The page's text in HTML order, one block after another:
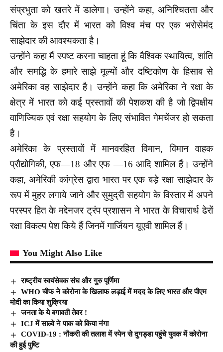
संप्रभुता को खतरे में डालेगा। उन्होंने कहा, अनिश्चितता और
चिंता के इस दौर में भारत को विश्व मंच पर एक भरोसेमंद
साझेदार की आवश्यकता है।
उन्होंने कहा मैं स्पष्ट करना चाहता हूं कि वैश्विक स्थायित्व, शांति
और समद्धि के हमारे साझे मूल्यों और दष्टिकोण के हिसाब से
अमेरिका वह साझेदार है।उन्होंने कहा कि अमेरिका ने रक्षा के
क्षेत्र में भारत को कई प्रस्तावों की पेशकश की है जो द्विपक्षीय
वाणिज्यिक एवं रक्षा सहयोग के लिए संभावित गेमचेंजर हो सकता
है।
अमेरिका के प्रस्तावों में मानवरहित विमान, विमान वाहक
प्रौद्योगिकी, एफ—18 और एफ —16 आदि शामिल हैं। उन्होंने
कहा, अमेरिकी कांग्रेस द्वारा भारत पर एक बड़े रक्षा साझेदार के
रूप में मुहर लगाये जाने और सुमुद्री सहयोग के विस्तार में अपने
परस्पर हित के मद्देनजर ट्रंप प्रशासन ने भारत के विचारार्थ ढेरों
रक्षा विकल्प पेश किये हैं जिनमें गार्जियन यूएवी शामिल हैं।
You Might Also Like
राष्ट्रीय स्वयंसेवक संघ और गुरु पूर्णिमा
WHO चीफ ने कोरोना के खिलाफ लड़ाई में मदद के लिए भारत और पीएम
मोदी का किया शुक्रिया
जनता के ये बगावती तेवर !
ICJ में साल्वे ने पाक को किया नंगा
COVID-19 : नौकरी की तलाश में स्पेन से दुगड्डा पहुंचे युवक में कोरोना
की हुई पुष्टि